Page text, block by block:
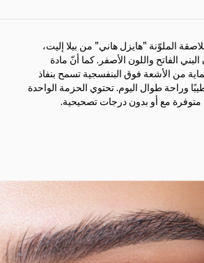
الملوّنة "هايزل هاني" من بيلا إليت،
الفاتح واللون الأصفر. كما أنّ مادة
من الأشعة فوق البنفسجية تسمح بنفاذ
وراحة طوال اليوم. تحتوي الحزمة الواحدة